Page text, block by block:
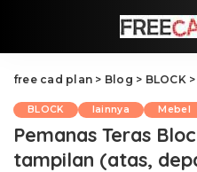
free cad plan > Blog > BLOCK>
BLOCK lainnya Mebel
Pemanas Teras
tampilan (atas,